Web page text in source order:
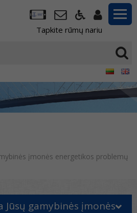
Tapkite rūmų nariu
įmonės energetikos problemų
Jūsų gamybinės įmonės